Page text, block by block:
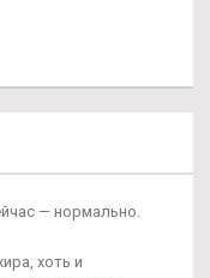
— нормально.
хоть и